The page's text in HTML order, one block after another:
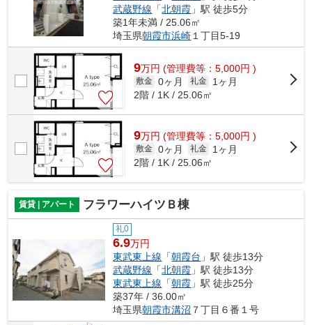
武蔵野線 「北朝霞 」駅 徒歩5分
築1年未満 / 25.06㎡
埼玉県朝霞市浜崎 １丁目5-19
9万円 (管理費等：5,000円 )
敷金 0ヶ月 礼金
1ヶ月
2階 / 1K / 25.06㎡
9万円 (管理費等：5,000円 )
敷金 0ヶ月 礼金
1ヶ月
2階 / 1K / 25.06㎡
賃貸 | アパート フラワーハイツＢ棟
礼0
6.9万円
東武東上線 「朝霞台 」駅 徒歩13分
武蔵野線 「北朝霞 」駅 徒歩13分
東武東上線 「朝霞 」駅 徒歩25分
築37年 / 36.00㎡
埼玉県朝霞市溝沼 ７丁目６番１号